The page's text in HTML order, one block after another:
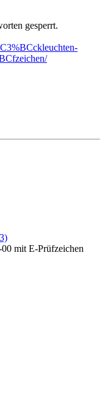
gesperrt.
mit E-Prüfzeichen